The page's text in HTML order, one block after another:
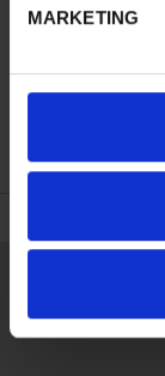
MARKETING